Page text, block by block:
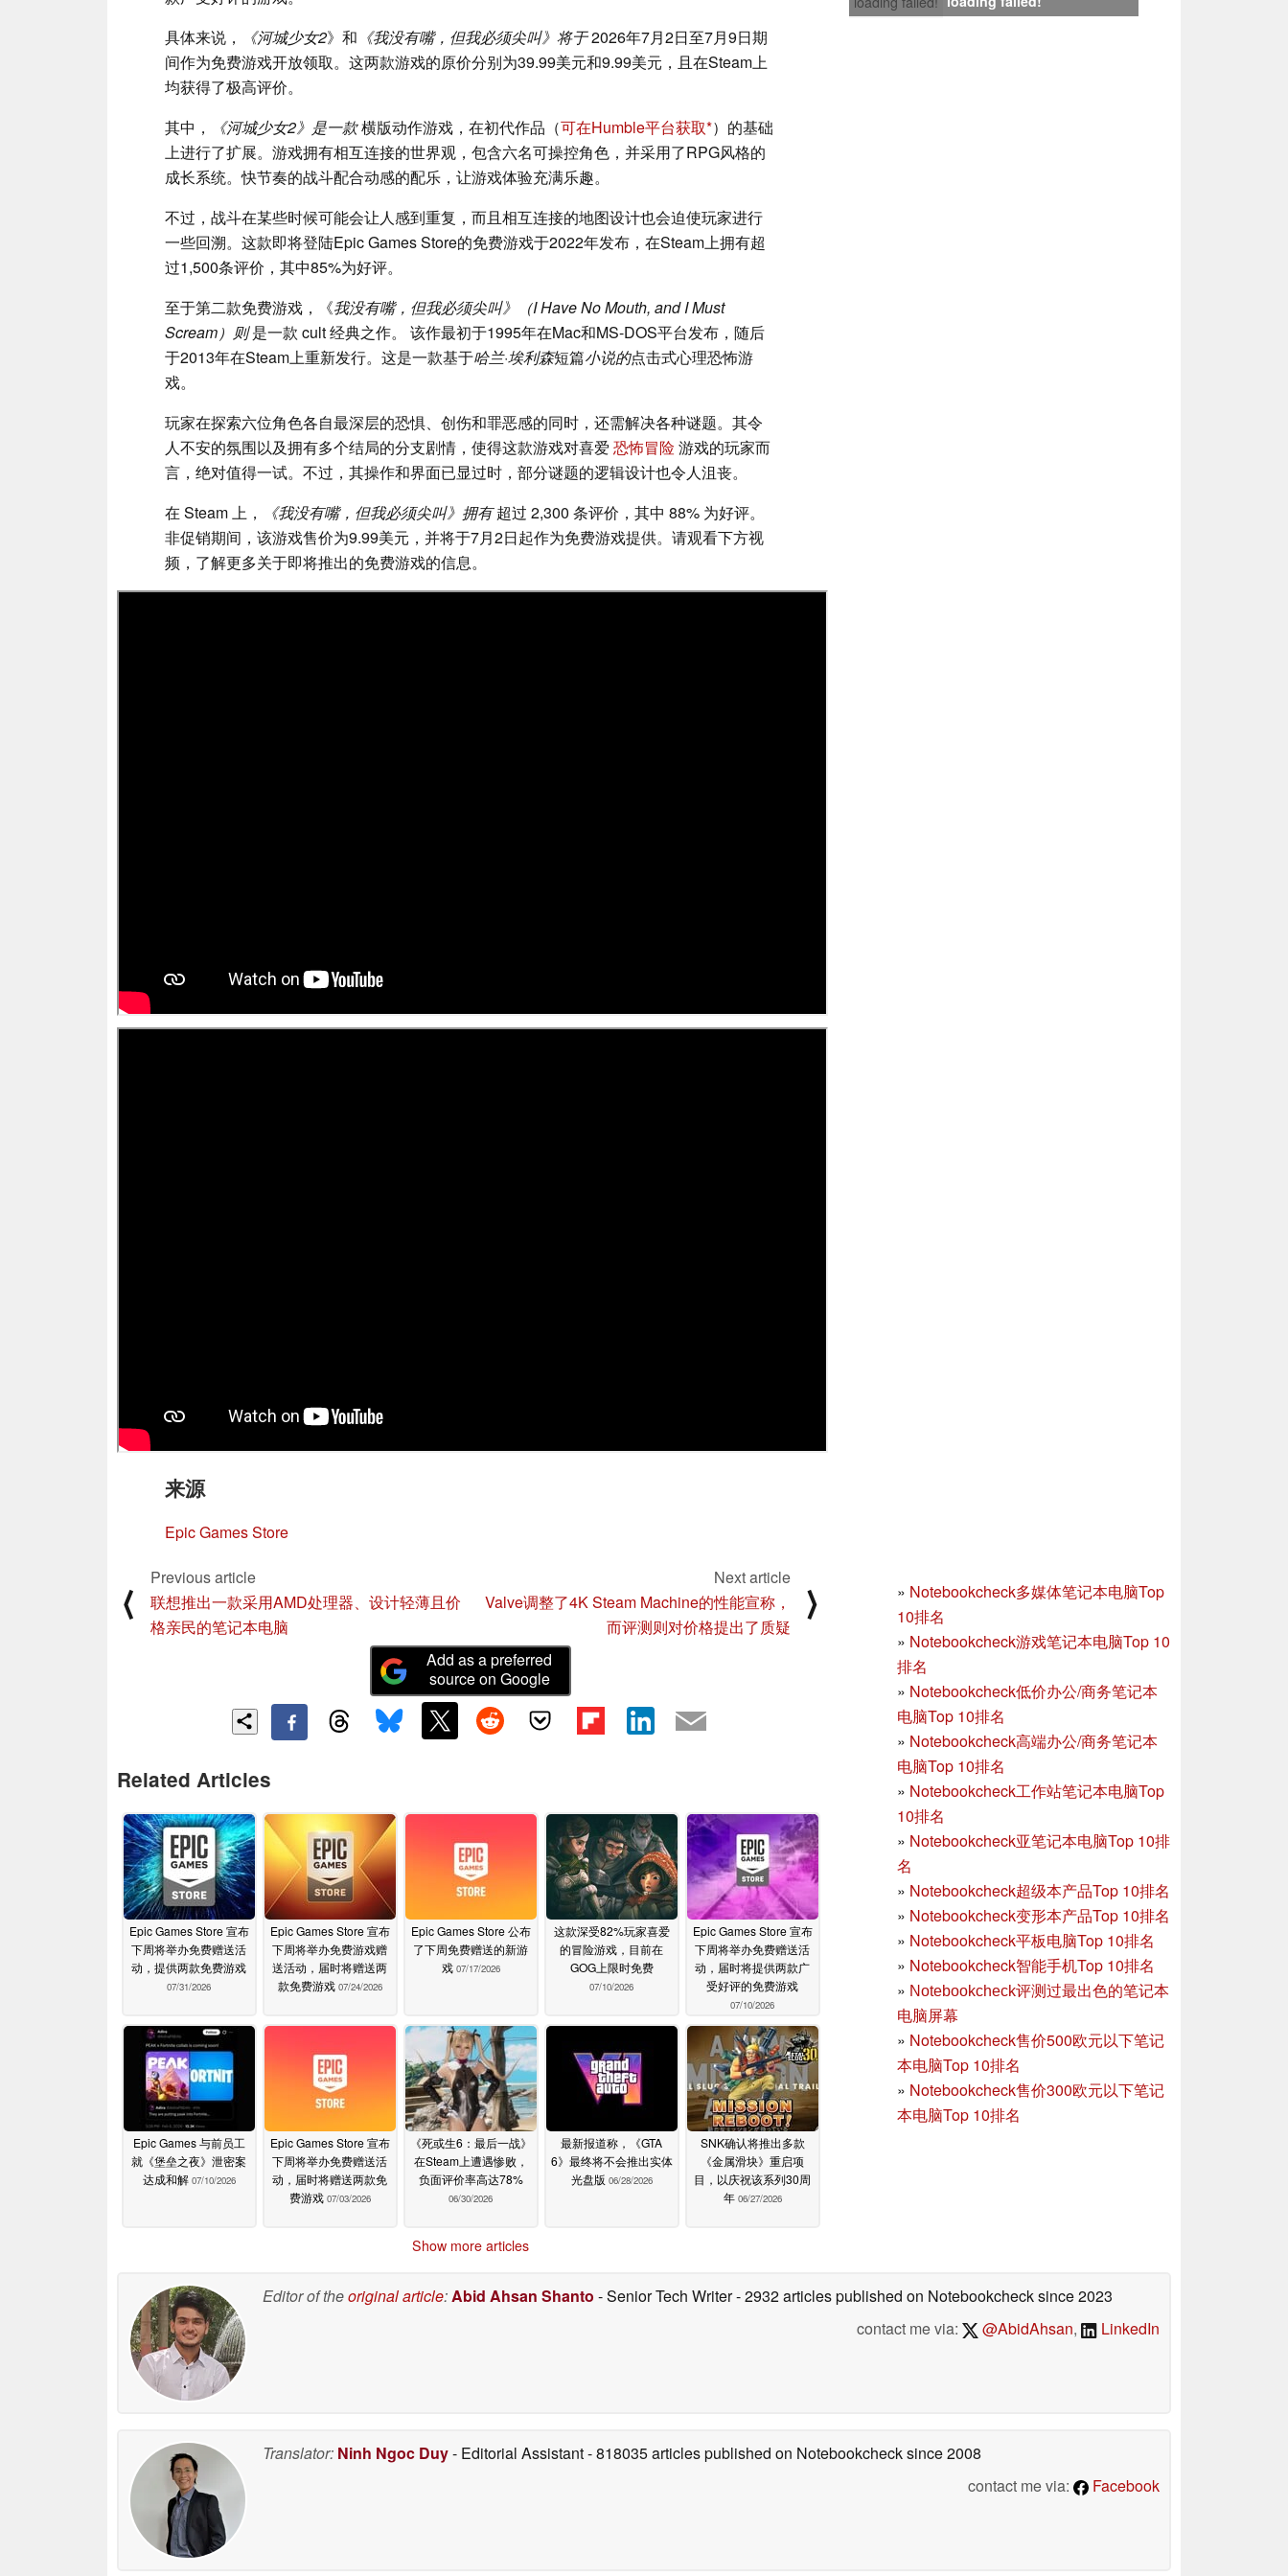
具体来说，
《河城少女2》和 《我没有嘴，但我必须尖叫》将于2026年7月2日至7月9日期
间作为免费游戏开放领取。这两款游戏的原价分别为39.99美元和9.99美元，且在Steam上
均获得了极高评价。
其中，
《河城少女2》是一款横版动作游戏，在初代作品（可在Humble平台获取 ）的基础
上进行了扩展。游戏拥有相互连接的世界观，包含六名可操控角色，并采用了RPG风格的
成长系统。快节奏的战斗配合动感的配乐，让游戏体验充满乐趣。
不过，战斗在某些时候可能会让人感到重复，而且相互连接的地图设计也会迫使玩家进行
一些回溯。这款即将登陆Epic Games Store的免费游戏于2022年发布，在Steam上拥有超
过1,500条评价，其中85%为好评。
至于第二款免费游戏，《我没有嘴，但我必须尖叫》（I Have No Mouth, and I Must
Scream）则是一款 cult 经典之作。 该作最初于1995年在Mac和MS-DOS平台发布，随后
于2013年在Steam上重新发行。这是一款基于哈兰·埃利森短篇小说的点击式心理恐怖游
戏。
玩家在探索六位角色各自最深层的恐惧、创伤和罪恶感的同时，还需解决各种谜题。其令
人不安的氛围以及拥有多个结局的分支剧情，使得这款游戏对喜爱 恐怖冒险游戏的玩家而
言，绝对值得一试。不过，其操作和界面已显过时，部分谜题的逻辑设计也令人沮丧。
在 Steam 上，
《我没有嘴，但我必须尖叫》拥有超过 2,300 条评价，其中 88% 为好评。
非促销期间，该游戏售价为9.99美元，并将于7月2日起作为免费游戏提供。请观看下方视
频，了解更多关于即将推出的免费游戏的信息。
来源
Epic Games Store
» Notebookcheck多媒体笔记本电脑Top
10排名
» Notebookcheck游戏笔记本电脑Top 10
排名
» Notebookcheck低价办公/商务笔记本
电脑Top 10排名
» Notebookcheck高端办公/商务笔记本
电脑Top 10排名
» Notebookcheck工作站笔记本电脑Top
10排名
» Notebookcheck亚笔记本电脑Top 10排
名
» Notebookcheck超级本产品Top 10排名
» Notebookcheck变形本产品Top 10排名
» Notebookcheck平板电脑Top 10排名
» Notebookcheck智能手机Top 10排名
» Notebookcheck评测过最出色的笔记本
电脑屏幕
» Notebookcheck售价500欧元以下笔记
本电脑Top 10排名
» Notebookcheck售价300欧元以下笔记
本电脑Top 10排名
⟨
Previous article
联想推出一款采用AMD处理器、设计轻薄且价
格亲民的笔记本电脑
Next article
Valve调整了4K Steam Machine的性能宣称，
而评测则对价格提出了质疑
⟩
Add as a preferred
source on Google
Related Articles
Epic Games Store 宣布
下周将举办免费赠送活
动，提供两款免费游戏
07/31/2026
Epic Games Store 宣布
下周将举办免费游戏赠
送活动，届时将赠送两
款免费游戏 07/24/2026
Epic Games Store 公布
了下周免费赠送的新游
戏 07/17/2026
这款深受82%玩家喜爱
的冒险游戏，目前在
GOG上限时免费
07/10/2026
Epic Games Store 宣布
下周将举办免费赠送活
动，届时将提供两款广
受好评的免费游戏
07/10/2026
Epic Games 与前员工
就《堡垒之夜》泄密案
达成和解 07/10/2026
Epic Games Store 宣布
下周将举办免费赠送活
动，届时将赠送两款免
费游戏 07/03/2026
《死或生6：最后一战》
在Steam上遭遇惨败，
负面评价率高达78%
06/30/2026
最新报道称，《GTA
6》最终将不会推出实体
光盘版 06/28/2026
SNK确认将推出多款
《金属滑块》重启项
目，以庆祝该系列30周
年 06/27/2026
Show more articles
Editor of theoriginal article:Abid Ahsan Shanto - Senior Tech Writer- 2932 articles published on Notebookchecksince 2023
contact me via:
@AbidAhsan, LinkedIn
Translator: Ninh Ngoc Duy- Editorial Assistant- 818035 articles published on Notebookchecksince 2008
contact me via:
Facebook